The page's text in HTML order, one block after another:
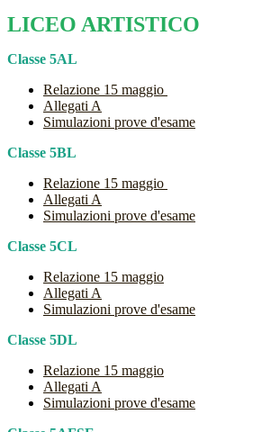
LICEO ARTISTICO
Classe 5AL
Relazione 15 maggio
Allegati A
Simulazioni prove d'esame
Classe 5BL
Relazione 15 maggio
Allegati A
Simulazioni prove d'esame
Classe 5CL
Relazione 15 maggio
Allegati A
Simulazioni prove d'esame
Classe 5DL
Relazione 15 maggio
Allegati A
Simulazioni prove d'esame